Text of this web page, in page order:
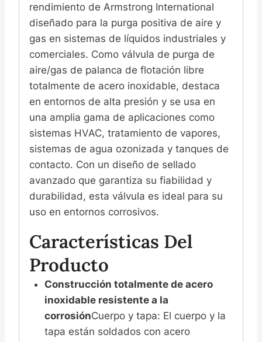
rendimiento de Armstrong International
diseñado para la purga positiva de aire y
gas en sistemas de líquidos industriales y
comerciales. Como válvula de purga de
aire/gas de palanca de flotación libre
totalmente de acero inoxidable, destaca
en entornos de alta presión y se usa en
una amplia gama de aplicaciones como
sistemas HVAC, tratamiento de vapores,
sistemas de agua ozonizada y tanques de
contacto. Con un diseño de sellado
avanzado que garantiza su fiabilidad y
durabilidad, esta válvula es ideal para su
uso en entornos corrosivos.
Características Del
Producto
Construcción totalmente de acero
inoxidable resistente a la
corrosiónCuerpo y tapa: El cuerpo y la
tapa están soldados con acero